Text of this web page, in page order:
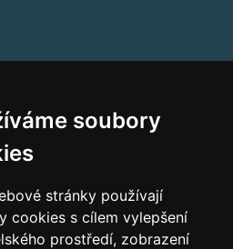
soubory
stránky používají
cookies s cílem vylepšení
prostředí, zobrazení
- Dolomity